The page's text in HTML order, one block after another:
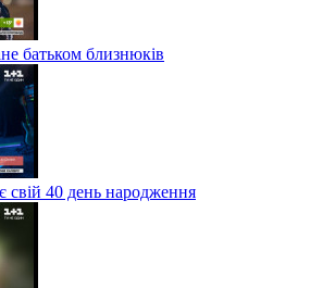
батьком близнюків
40 день народження